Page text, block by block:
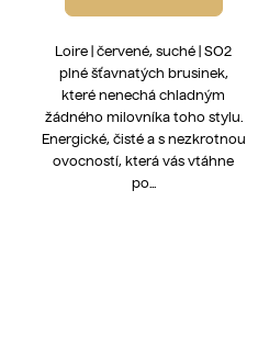
Loire | červené, suché | SO2
plné šťavnatých brusinek,
které nenechá chladným
žádného milovníka toho stylu.
Energické, čisté a s nezkrotnou
ovocností, která vás vtáhne
po...